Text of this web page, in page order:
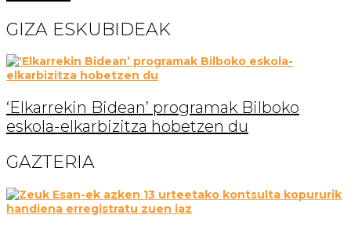
GIZA ESKUBIDEAK
‘Elkarrekin Bidean’ programak Bilboko
eskola-elkarbizitza hobetzen du
GAZTERIA